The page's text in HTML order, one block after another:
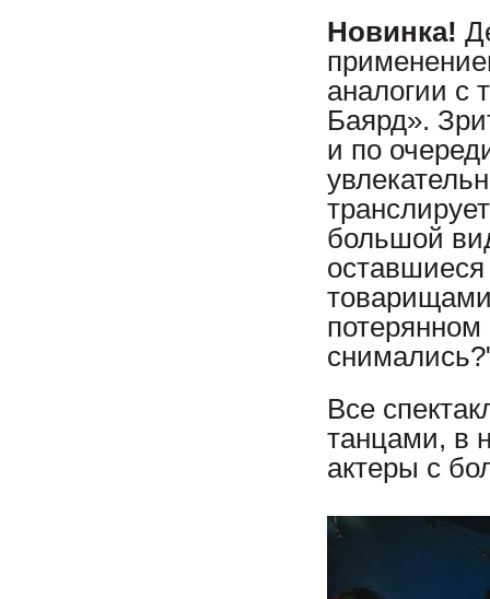
Новинка!
аналогии с
Баярд».
и по
большой
Все
танцами, в
актеры с